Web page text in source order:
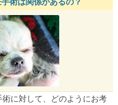
に対して、どのようにお考